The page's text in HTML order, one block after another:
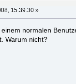
15:39:30 »
normalen
Warum nicht?